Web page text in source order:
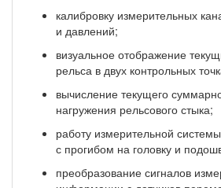
калибровку измерительных
и давлений;
визуальное отображение
рельса в двух контрольных
вычисление текущего
нагружения рельсового стыка;
работу измерительной
с прогибом на головку и
преобразование сигналов